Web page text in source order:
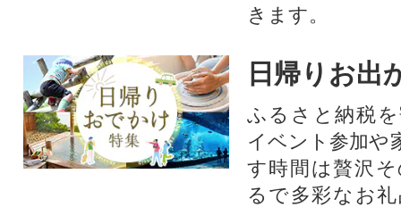
きます。
日帰りお出
ふるさと納税
イベント参加や
す時間は贅沢
るで多彩なお